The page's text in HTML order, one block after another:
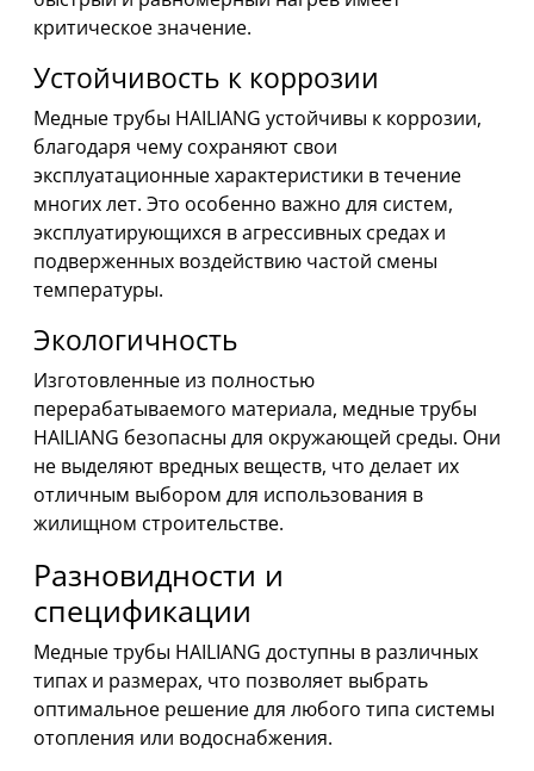
критическое значение.
Устойчивость к коррозии
Медные трубы HAILIANG устойчивы к коррозии,
благодаря чему сохраняют свои
эксплуатационные характеристики в течение
многих лет. Это особенно важно для систем,
эксплуатирующихся в агрессивных средах и
подверженных воздействию частой смены
температуры.
Экологичность
Изготовленные из полностью
перерабатываемого материала, медные трубы
HAILIANG безопасны для окружающей среды. Они
не выделяют вредных веществ, что делает их
отличным выбором для использования в
жилищном строительстве.
Разновидности и
спецификации
Медные трубы HAILIANG доступны в различных
типах и размерах, что позволяет выбрать
оптимальное решение для любого типа системы
отопления или водоснабжения.